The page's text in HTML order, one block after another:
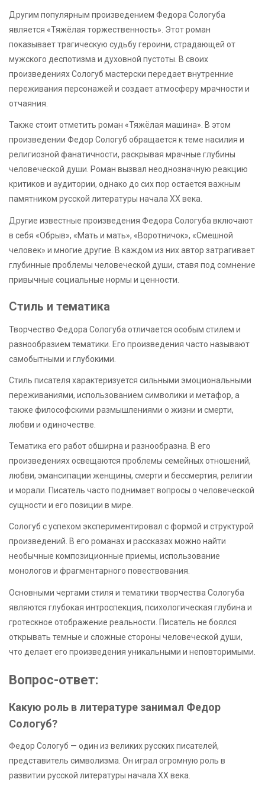
Другим популярным произведением Федора Сологуба
является «Тяжёлая торжественность». Этот роман
показывает трагическую судьбу героини, страдающей от
мужского деспотизма и духовной пустоты. В своих
произведениях Сологуб мастерски передает внутренние
переживания персонажей и создает атмосферу мрачности и
отчаяния.
Также стоит отметить роман «Тяжёлая машина». В этом
произведении Федор Сологуб обращается к теме насилия и
религиозной фанатичности, раскрывая мрачные глубины
человеческой души. Роман вызвал неоднозначную реакцию
критиков и аудитории, однако до сих пор остается важным
памятником русской литературы начала XX века.
Другие известные произведения Федора Сологуба включают
в себя «Обрыв», «Мать и мать», «Воротничок», «Смешной
человек» и многие другие. В каждом из них автор затрагивает
глубинные проблемы человеческой души, ставя под сомнение
привычные социальные нормы и ценности.
Стиль и тематика
Творчество Федора Сологуба отличается особым стилем и
разнообразием тематики. Его произведения часто называют
самобытными и глубокими.
Стиль писателя характеризуется сильными эмоциональными
переживаниями, использованием символики и метафор, а
также философскими размышлениями о жизни и смерти,
любви и одиночестве.
Тематика его работ обширна и разнообразна. В его
произведениях освещаются проблемы семейных отношений,
любви, эмансипации женщины, смерти и бессмертия, религии
и морали. Писатель часто поднимает вопросы о человеческой
сущности и его позиции в мире.
Сологуб с успехом экспериментировал с формой и структурой
произведений. В его романах и рассказах можно найти
необычные композиционные приемы, использование
монологов и фрагментарного повествования.
Основными чертами стиля и тематики творчества Сологуба
являются глубокая интроспекция, психологическая глубина и
гротескное отображение реальности. Писатель не боялся
открывать темные и сложные стороны человеческой души,
что делает его произведения уникальными и неповторимыми.
Вопрос-ответ:
Какую роль в литературе занимал Федор
Сологуб?
Федор Сологуб — один из великих русских писателей,
представитель символизма. Он играл огромную роль в
развитии русской литературы начала XX века.